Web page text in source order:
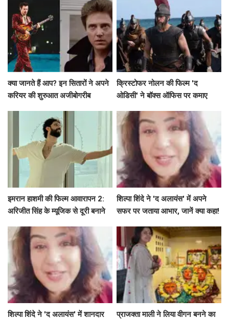
क्या जानते हैं आप? इन सितारों ने अपने
करियर की शुरुआत अजीबोगरीब
क्रिस्टोफर नोलन की फिल्म 'द
ओडिसी' ने बॉक्स ऑफिस पर कमाए
इमरान हाशमी की फिल्म आवारापन 2:
अरिजीत सिंह के म्यूजिक से दूरी बनाने
शिल्पा शिंदे ने 'द अलायंस' में अपने
सफर पर जताया आभार, जानें क्या कहा!
शिल्पा शिंदे ने 'द अलायंस' में शानदार
प्राजक्ता माली ने लिया वीगन बनने का